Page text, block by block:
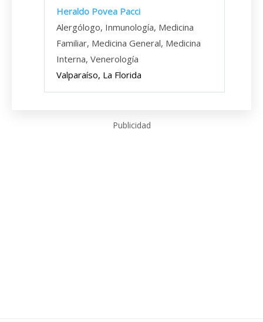
Heraldo Povea Pacci
Alergólogo, Inmunología, Medicina
Familiar, Medicina General, Medicina
Interna, Venerología
Valparaíso, La Florida
Publicidad